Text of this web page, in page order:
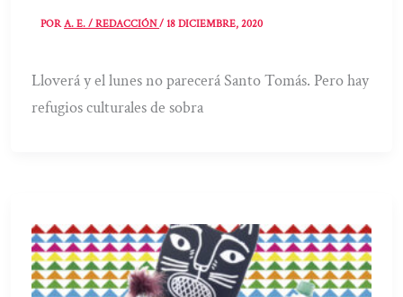
PORA. E. / REDACCIÓN/18 DICIEMBRE, 2020
Lloverá y el lunes no parecerá Santo Tomás. Pero hay
refugios culturales de sobra